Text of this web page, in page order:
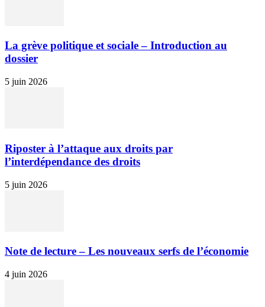
La grève politique et sociale – Introduction au
dossier
5 juin 2026
Riposter à l’attaque aux droits par
l’interdépendance des droits
5 juin 2026
Note de lecture – Les nouveaux serfs de l’économie
4 juin 2026